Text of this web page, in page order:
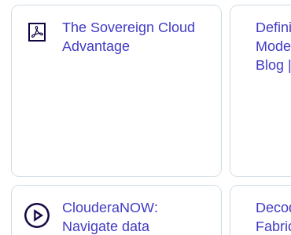
The Sovereign Cloud
Advantage
Blog
ClouderaNOW:
Navigate data